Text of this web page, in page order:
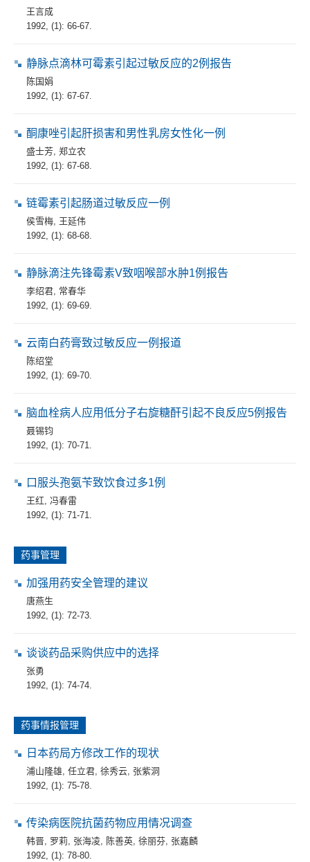
王言成
1992, (1): 66-67.
静脉点滴林可霉素引起过敏反应的2例报告
陈国娟
1992, (1): 67-67.
酮康唑引起肝损害和男性乳房女性化一例
盛士芳 郑立农
1992, (1): 67-68.
链霉素引起肠道过敏反应一例
侯雪梅 王延伟
1992, (1): 68-68.
静脉滴注先锋霉素V致咽喉部水肿1例报告
李绍君 常春华
1992, (1): 69-69.
云南白药膏致过敏反应一例报道
陈绍堂
1992, (1): 69-70.
脑血栓病人应用低分子右旋糖酐引起不良反应5例报告
聂锡钧
1992, (1): 70-71.
口服头孢氨苄致饮食过多1例
王红 冯春雷
1992, (1): 71-71.
药事管理
加强用药安全管理的建议
唐燕生
1992, (1): 72-73.
谈谈药品采购供应中的选择
张勇
1992, (1): 74-74.
药事情报管理
日本药局方修改工作的现状
浦山隆雄 任立君 徐秀云 张紫洞
1992, (1): 75-78.
传染病医院抗菌药物应用情况调查
韩晋 罗莉 张海凌 陈善英 徐丽芬 张嘉麟
1992, (1): 78-80.